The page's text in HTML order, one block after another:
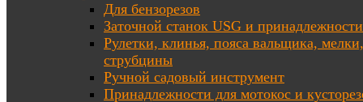
Для бензорезов
Заточной станок USG и принадлежности
Рулетки, клинья, пояса вальщика, мелки,
струбцины
Ручной садовый инструмент
Принадлежности для мотокос и